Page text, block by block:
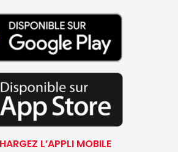
L’APPLI MOBILE